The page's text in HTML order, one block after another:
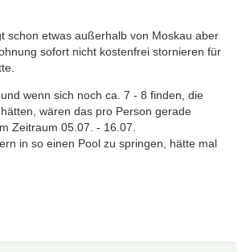
schon etwas außerhalb von Moskau aber
sofort nicht kostenfrei stornieren für
wenn sich noch ca. 7 - 8 finden, die
wären das pro Person gerade
Zeitraum 05.07. - 16.07.
in so einen Pool zu springen, hätte mal